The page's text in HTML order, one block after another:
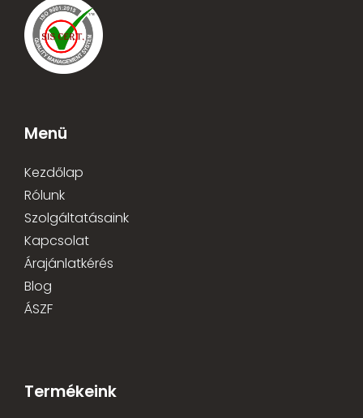
Menü
Kezdőlap
Rólunk
Szolgáltatásaink
Kapcsolat
Árajánlatkérés
Blog
ÁSZF
Termékeink